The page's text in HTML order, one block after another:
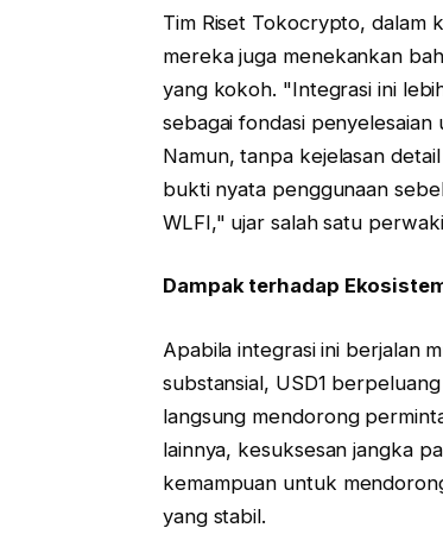
Tim Riset Tokocrypto, dalam
mereka juga menekankan
yang kokoh. "Integrasi ini
sebagai fondasi
Namun, tanpa kejelasan
bukti nyata penggunaan
WLFI," ujar salah satu
Dampak terhadap
Apabila integrasi ini berjalan
substansial, USD1
langsung mendorong
lainnya, kesuksesan jangka
kemampuan untuk
yang stabil.